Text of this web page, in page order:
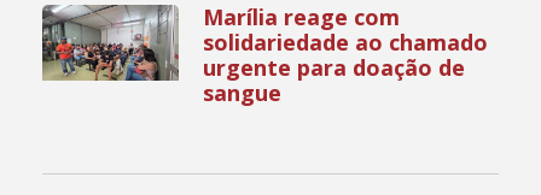
Marília reage com
solidariedade ao chamado
urgente para doação de
sangue